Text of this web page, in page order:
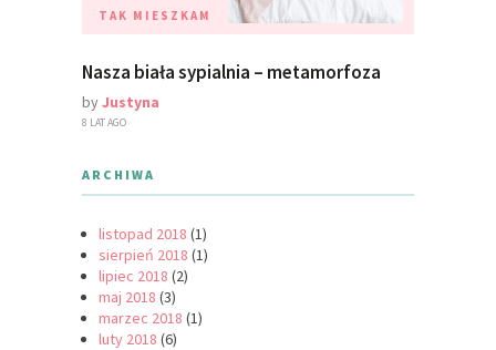
TAK MIESZKAM
Nasza biała sypialnia – metamorfoza
byJustyna
8 LAT AGO
ARCHIWA
listopad 2018 (1)
sierpień 2018 (1)
lipiec 2018 (2)
maj 2018 (3)
marzec 2018 (1)
luty 2018 (6)